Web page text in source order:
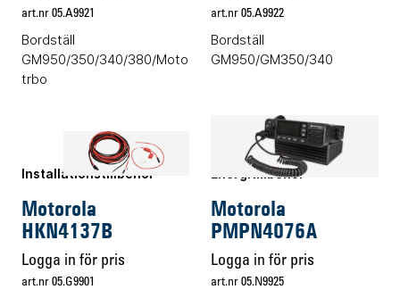
art.nr 05.A9921
Bordställ
GM950/350/340/380/Moto
trbo
art.nr 05.A9922
Bordställ
GM950/GM350/340
Installationstillbehör
Motorola
HKN4137B
Logga in för pris
art.nr 05.G9901
Energitillbehör
Motorola
PMPN4076A
Logga in för pris
art.nr 05.N9925